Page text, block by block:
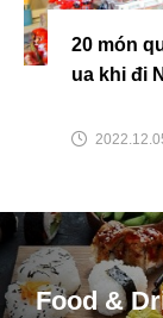
20 món
ua khi đi
Food &